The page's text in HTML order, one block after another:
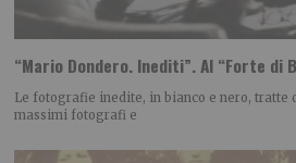
“Mario Dondero. Inediti”. Al “Forte di
Le fotografie inedite, in bianco e nero, tratte
massimi fotografi e